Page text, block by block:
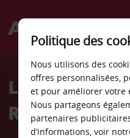
Welcome
AvisLocation de
Resistencia
Politique des
Nous utilisons des
offres personnalisées,
et pour améliorer votre
Nous partageons
partenaires
d’informations, voir